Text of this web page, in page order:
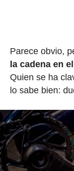
Parece obvio,
la cadena en
Quien se ha
lo sabe bien: